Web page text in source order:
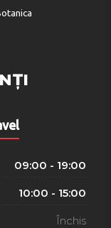
09:00 - 19:00
10:00 - 15:00
Închis